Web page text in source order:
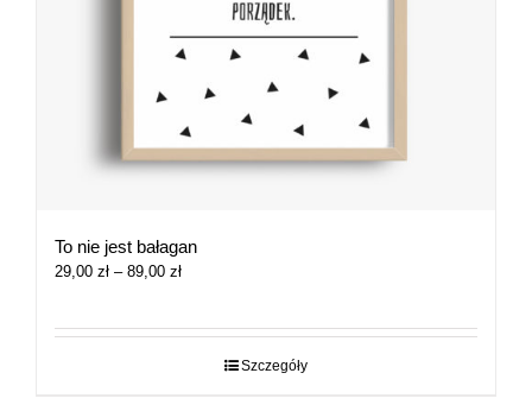
To nie jest bałagan
29,00 zł – 89,00 złZakres
29,00 zł
Szczegóły